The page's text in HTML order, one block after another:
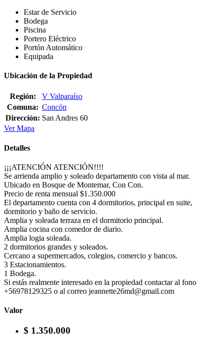
Estar de Servicio
Bodega
Piscina
Portero Eléctrico
Portón Automático
Equipada
Ubicación de la Propiedad
Región:
V Valparaíso
Comuna: Concón
Dirección: San Andres 60
Ver Mapa
Detalles
¡¡¡ATENCIÓN ATENCIÓN!!!!
Se arrienda amplio y soleado departamento con vista al mar.
Ubicado en Bosque de Montemar, Con Con.
Precio de renta mensual $1.350.000
El departamento cuenta con 4 dormitorios, principal en suite,
dormitorio y baño de servicio.
Amplia y soleada terraza en el dormitorio principal.
Amplia cocina con comedor de diario.
Amplia logia soleada.
2 dormitorios grandes y soleados.
Cercano a supermercados, colegios, comercio y bancos.
3 Estacionamientos.
1 Bodega.
Si estás realmente interesado en la propiedad contactar al fono
+56978129325 o al correo jeannette26md@gmail.com
Valor
$ 1.350.000